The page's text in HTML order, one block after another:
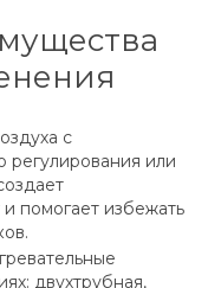
с
регулирования или
помогает избежать
двухтрубная,